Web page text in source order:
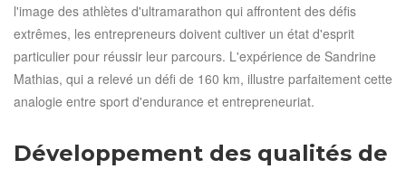
l'image des athlètes d'ultramarathon qui affrontent des défis
extrêmes, les entrepreneurs doivent cultiver un état d'esprit
particulier pour réussir leur parcours. L'expérience de Sandrine
Mathias, qui a relevé un défi de 160 km, illustre parfaitement cette
analogie entre sport d'endurance et entrepreneuriat.
Développement des qualités de